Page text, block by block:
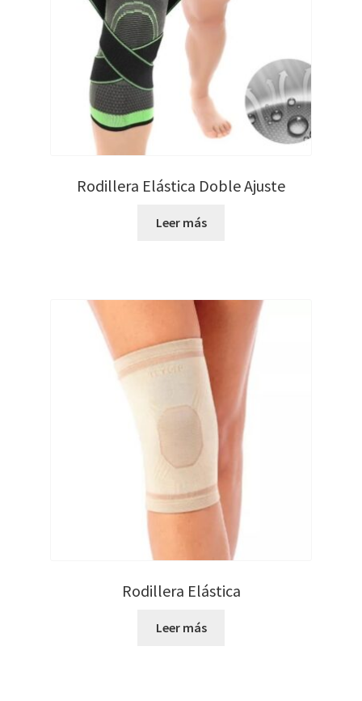
Rodillera Elástica Doble Ajuste
Leer más
Rodillera Elástica
Leer más